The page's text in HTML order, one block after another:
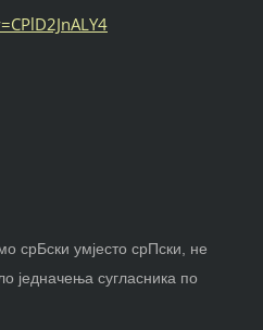
срБски умјесто срПски, не
једначења сугласника по